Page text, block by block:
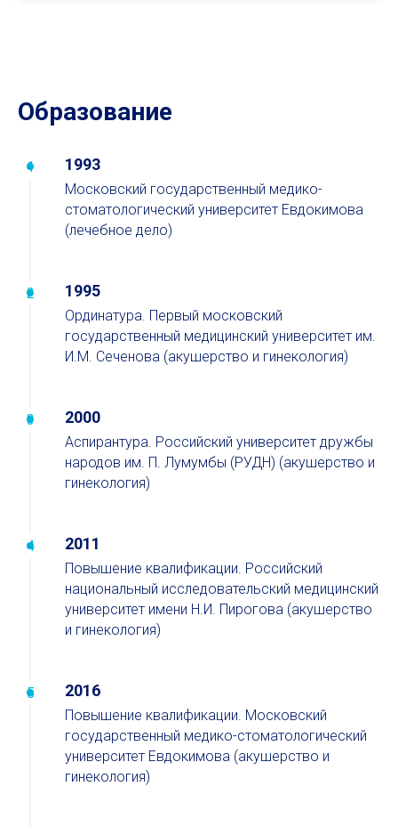
Образование
1993
Московский государственный медико-
стоматологический университет Евдокимова
(лечебное дело)
1995
Ординатура. Первый московский
государственный медицинский университет им.
И.М. Сеченова (акушерство и гинекология)
2000
Аспирантура. Российский университет дружбы
народов им. П. Лумумбы (РУДН) (акушерство и
гинекология)
2011
Повышение квалификации. Российский
национальный исследовательский медицинский
университет имени Н.И. Пирогова (акушерство
и гинекология)
2016
Повышение квалификации. Московский
государственный медико-стоматологический
университет Евдокимова (акушерство и
гинекология)